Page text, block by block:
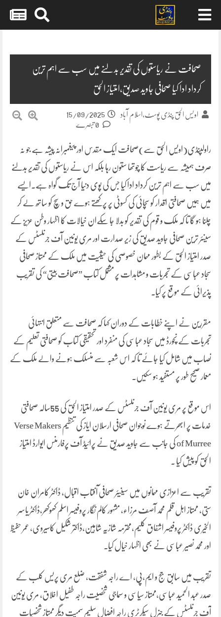
صحافت نے ریاستوں کی تقدیر بدلنے میں سب سے اہم ترین
کرداد ادا کیا صحافی جاوید صدیق،امتیاز الحق
اویس الحق پنڈی پوسٹ،اسلام آباد
15/09/2025
راولپنڈی(اویس الحق سے)صحافت ایک مقدس اور پیغمبرانہ پیشہ ہے جو نہ
صرف ہمیشہ سے ریاست کا چوتھا ستون رہا بلکہ اس نے ریاستوں کی تقدیر بدلنے
میں سب سے اہم ترین کرداد ادا کیا جس کی پوی دنیا آج تک گواہ ہے۔ایسے
میں ہمیں صحافتی اقدار کو سچائی کی کسوٹی پر پرکھتے ہوے حق و سچ کو ساتھ لے کر
چلنا ہو گا تا کہ ملک و قوم کی تقدیر کو بدلا جا سکےان خیالات کا اظہار وطن عزیز کے
سینئر ترین صحافی جاوید صدیق کی زیر صدارت اور مری یونین آف جرنلسٹس کے
صدر امتیاز الحق کے بطور مہمان خصوصی کی حیثیت میں ملک کے ممتاز صحافی
سجاد عباسی کے تجربات و مشاہدات پر مشتمل کتاب ”صحافت بیتی“ کی تقریب
پذیرائی کے موقع پر کیا۔
مقررین نے اپنے خطابات کے دوران کہا کہ صحافت سے متعلق انتہائی
تجربات کے نچورڈ میں سجاد عباسی کی منفرد اور تحقیقی کتاب کو صحافتی تعلیم کے
نصاب میں شامل کیا جائے تا کہ اس شعبہ سے منسلک ہونے والے ملک کے
معمار صحیح طور پر مستفید ہو سکیں۔
اس موقع پر مری یونین آف جرنلسٹس کے صدر امتیاز الحق کی 55سالہ صحافتی
خدمات پر ابھرتے ہوے نوجوان صحافی ارسلان ایاز کی تنظیم Verse Makers
of Murree کی جانب سے جاوید صدیق نے پرائیڈ آف پرفارمنس ایوارڈ امتیاز
الحق کو پیش کیا ۔
تقریب سے اعزازی مہمانوں میں سینیئر صحافی آفتاب اقبال، ڈاکٹر کامران خان
ستی، ممتاز اہل قلم محمد آصف مرزاء، مشہور کالم نگار پروفیسر اسلم کھوکھر،ڈاکٹر یاسر
الخیری ڈاکٹر پروفیسر اشفاق کلیم،محترمہ شازیہ شاہین،ڈاکتر شکیل کاسیروی، عمر حفیظ
اور محمد نصیر عباسی نے بھی اظہار خیال کیا۔
تقریب میں سابق جج و ایم،پی، اے راجہ شفقت، ضلع مری پریس کلب کے
صدر عبد الحمید عباسی،ممتاز سیاسی و سماجی شخصیت راجہ طفیل اخلاق، مری یونین
آف جرنلسٹس کے جنرل سیکرٹری راجہ افضال سلیم سمیت دیگر ممتاز شخصیات